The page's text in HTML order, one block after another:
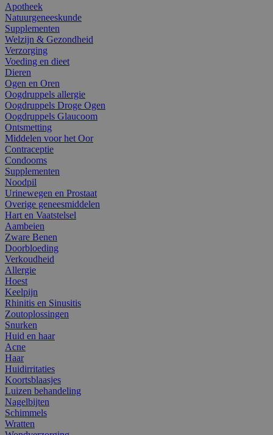
Apotheek
Natuurgeneeskunde
Supplementen
Welzijn & Gezondheid
Verzorging
Voeding en dieet
Dieren
Ogen en Oren
Oogdruppels allergie
Oogdruppels Droge Ogen
Oogdruppels Glaucoom
Ontsmetting
Middelen voor het Oor
Contraceptie
Condooms
Supplementen
Noodpil
Urinewegen en Prostaat
Overige geneesmiddelen
Hart en Vaatstelsel
Aambeien
Zware Benen
Doorbloeding
Verkoudheid
Allergie
Hoest
Keelpijn
Rhinitis en Sinusitis
Zoutoplossingen
Snurken
Huid en haar
Acne
Haar
Huidirritaties
Koortsblaasjes
Luizen behandeling
Nagelbijten
Schimmels
Wratten